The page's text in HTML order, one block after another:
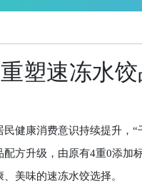
塑速冻水
康消费意识持续提升，“
方升级，由原有4重0添加
美味的速冻水饺选择。